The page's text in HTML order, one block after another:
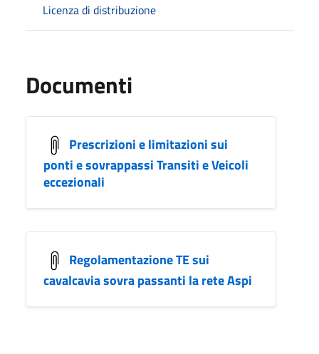
Licenza di distribuzione
Documenti
Prescrizioni e limitazioni sui
ponti e sovrappassi Transiti e Veicoli
eccezionali
Regolamentazione TE sui
cavalcavia sovra passanti la rete Aspi